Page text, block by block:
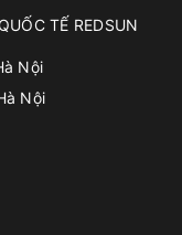
TẾ REDSUN
Nội
Nội